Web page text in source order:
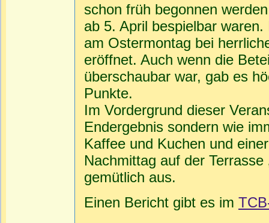
schon früh begonnen
ab 5. April bespielbar
am Ostermontag bei
eröffnet. Auch wenn die
überschaubar war, gab es
Punkte.
Im Vordergrund dieser
Endergebnis sondern wie
Kaffee und Kuchen und
Nachmittag auf der Terrasse
gemütlich aus.
Einen Bericht gibt es im